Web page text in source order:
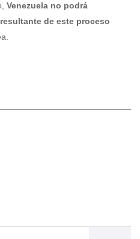
Venezuela no podrá
de este proceso